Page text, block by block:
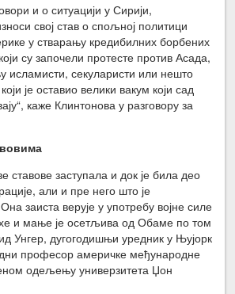
и о ситуацији у Сирији,
свој став о спољној политици
у стварању кредибилних борбених
су започели протесте против Асада,
исламисти, секуларисти или нешто
је оставио велики вакум који сад
каже Клинтонова у разговору за
ставове заступала и док је била део
али и пре него што је
заиста верује у употребу војне силе
и мање је осетљива од Обаме по том
Унгер, дугогодишњи уредник у Њујорк
професор америчке међународне
одељењу универзитета Џон